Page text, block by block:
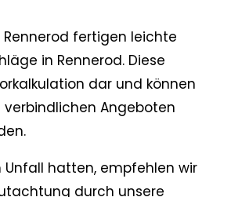
Rennerod fertigen leichte
in Rennerod. Diese
dar und können
verbindlichen Angeboten
Unfall hatten, empfehlen wir
durch unsere